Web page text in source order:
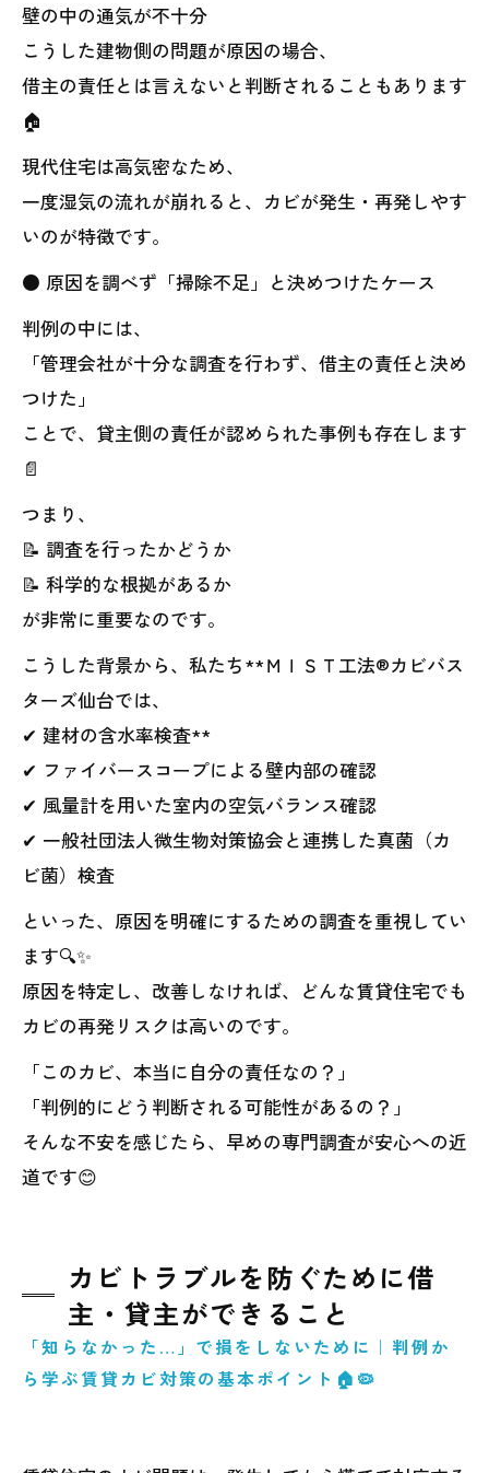
壁の中の通気が不十分
こうした建物側の問題が原因の場合、
借主の責任とは言えないと判断されることもあります
🏠
現代住宅は高気密なため、
一度湿気の流れが崩れると、カビが発生・再発しやす
いのが特徴です。
● 原因を調べず「掃除不足」と決めつけたケース
判例の中には、
「管理会社が十分な調査を行わず、借主の責任と決め
つけた」
ことで、貸主側の責任が認められた事例も存在します
📄
つまり、
📝 調査を行ったかどうか
📝 科学的な根拠があるか
が非常に重要なのです。
こうした背景から、私たち**ＭＩＳＴ工法®カビバス
ターズ仙台では、
✔ 建材の含水率検査**
✔ ファイバースコープによる壁内部の確認
✔ 風量計を用いた室内の空気バランス確認
✔ 一般社団法人微生物対策協会と連携した真菌（カ
ビ菌）検査
といった、原因を明確にするための調査を重視してい
ます🔍✨
原因を特定し、改善しなければ、どんな賃貸住宅でも
カビの再発リスクは高いのです。
「このカビ、本当に自分の責任なの？」
「判例的にどう判断される可能性があるの？」
そんな不安を感じたら、早めの専門調査が安心への近
道です😊
カビトラブルを防ぐために借
主・貸主ができること
「知らなかった…」で損をしないために｜判例か
ら学ぶ賃貸カビ対策の基本ポイント🏠🦠